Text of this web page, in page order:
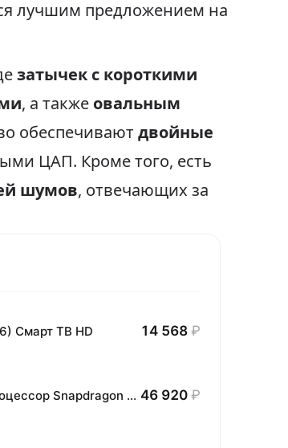
лучшим предложением на
затычек с короткими
, а также овальным
обеспечивают двойные
ЦАП. Кроме того, есть
шумов, отвечающих за
Смарт ТВ HD 14 568 ₽
Планшет HONOR MagicPad3 Wi-Fi, 13,3", процессор Snapdragon 8, 16ГБ/512ГБ, EU 46 920 ₽